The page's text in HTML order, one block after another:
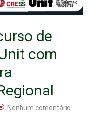
de
com
Nenhum comentário